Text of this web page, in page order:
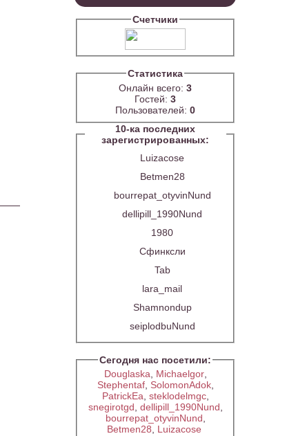
Счетчики
Статистика
Онлайн всего: 3
Гостей: 3
Пользователей: 0
10-ка последних
зарегистрированных:
Luizacose
Betmen28
bourrepat_otyvinNund
dellipill_1990Nund
1980
Сфинксли
Tab
lara_mail
Shamnondup
seiplodbuNund
Сегодня нас посетили:
Douglaska, Michaelgor,
Stephentaf, SolomonAdok,
PatrickEa, steklodelmgc,
snegirotgd, dellipill_1990Nund,
bourrepat_otyvinNund,
Betmen28, Luizacose